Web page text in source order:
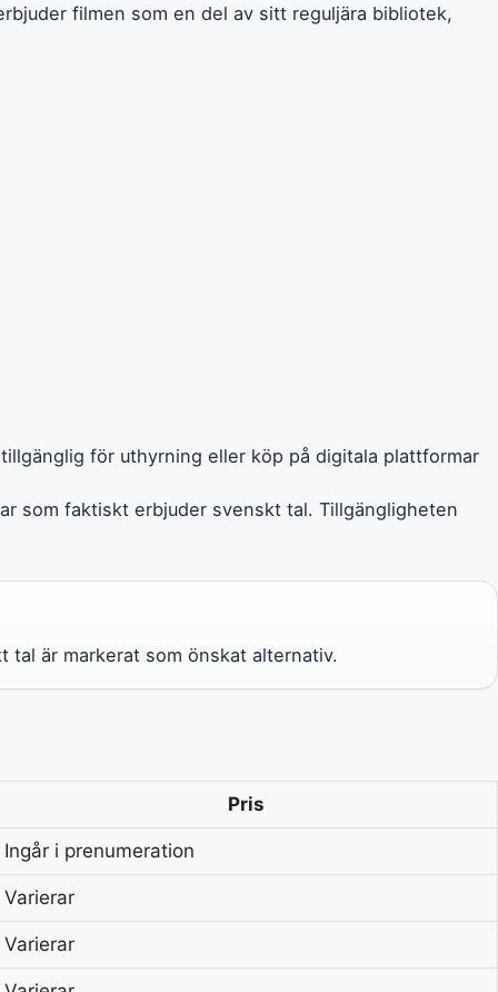
filmen som en del av sitt reguljära bibliotek,
för uthyrning eller köp på digitala plattformar
som faktiskt erbjuder svenskt tal. Tillgängligheten
tal är markerat som önskat alternativ.
Pris
Ingår i prenumeration
Varierar
Varierar